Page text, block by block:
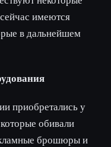
имеются
в дальнейшем
приобретались у
обивали
брошюры и